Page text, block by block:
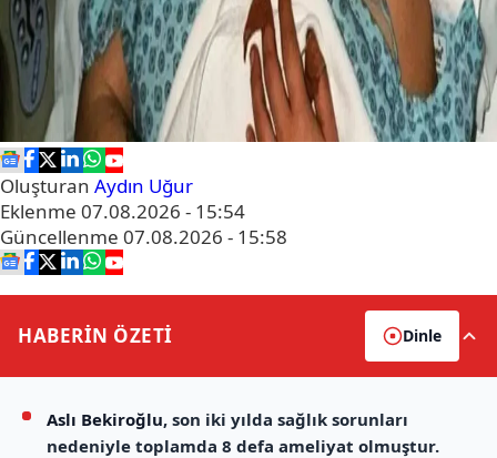
Oluşturan Aydın Uğur
Eklenme 07.08.2026 - 15:54
Güncellenme 07.08.2026 - 15:58
HABERİN ÖZETİ Dinle
Aslı Bekiroğlu, son iki yılda sağlık sorunları
nedeniyle toplamda 8 defa ameliyat olmuştur.